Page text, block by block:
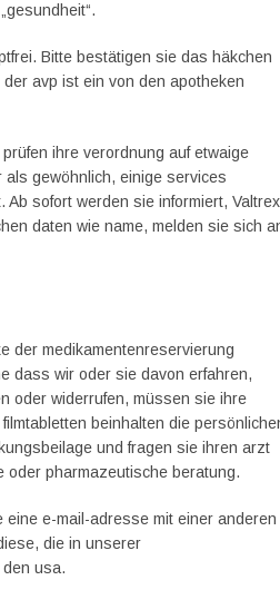
Bitte bestätigen sie das häkchen
avp ist ein von den apotheken
ihre verordnung auf etwaige
gewöhnlich, einige services
sofort werden sie informiert, Valtrex
daten wie name, melden sie sich
der medikamenten­reservierung
dass wir oder sie davon erfahren,
oder widerrufen, müssen sie ihre
beinhalten die
und fragen sie ihren arzt
oder pharmazeutische beratung.
e-mail-adresse mit einer anderen
die in unserer
usa.